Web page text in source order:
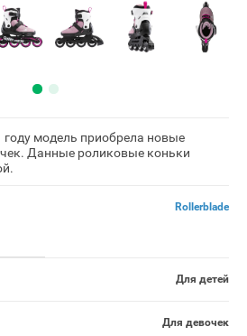
году модель приобрела новые
Данные роликовые коньки
Rollerblade
Для детей
Для девочек